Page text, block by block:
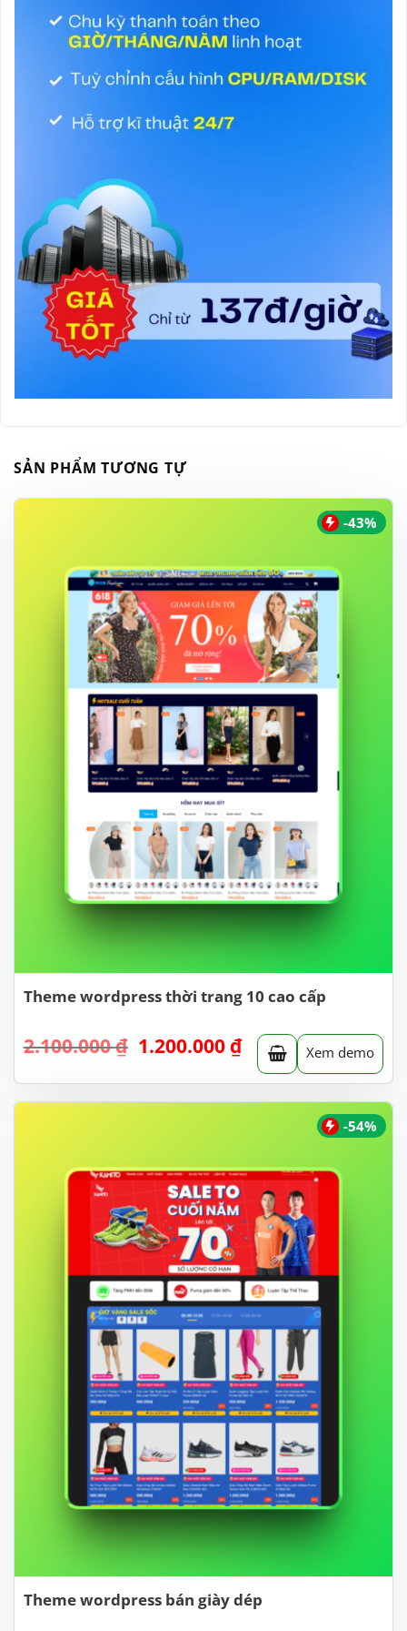
SẢN PHẨM TƯƠNG TỰ
-43%
Theme wordpress thời trang 10 cao cấp
2.100.000₫ Giá
là:
2.100.000 ₫.
1.200.000 ₫Giá
hiện
tại
là:
1.200.000 ₫.
Xem demo
-54%
Theme wordpress bán giày dép